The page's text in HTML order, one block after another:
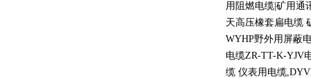
用阻燃电缆 矿用通
天高压橡套扁电缆
WYHP野外用屏蔽
电缆ZR-TT-K-YJV
缆 仪表用电缆